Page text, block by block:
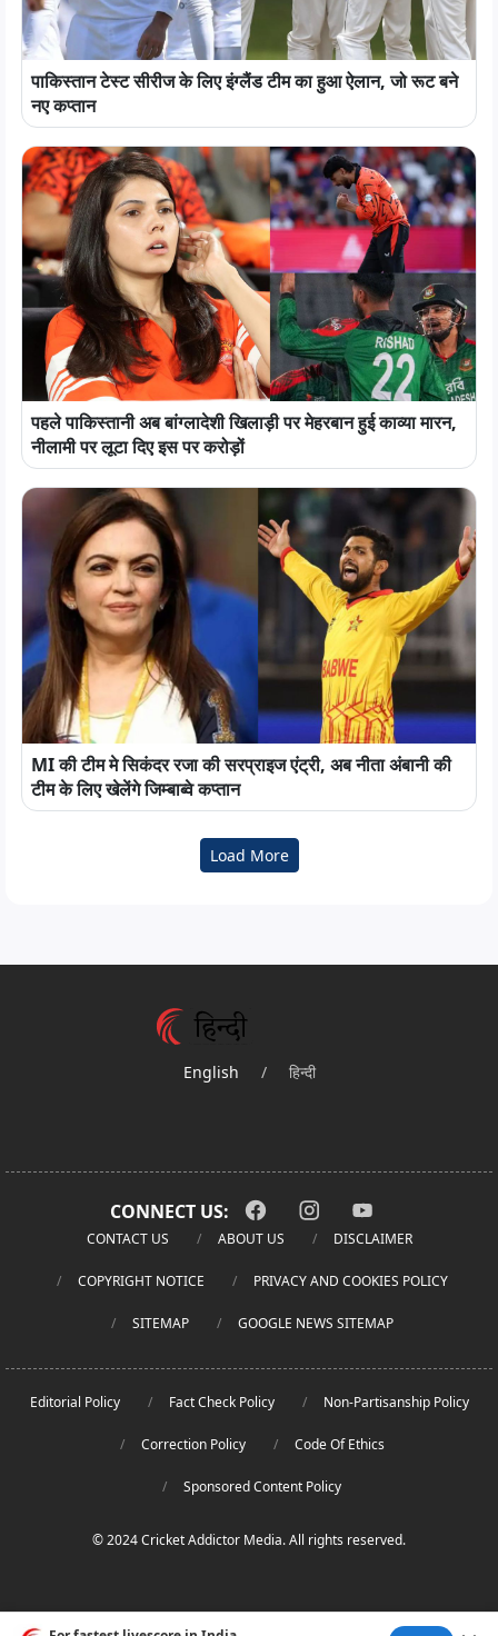
पाकिस्तान टेस्ट सीरीज के लिए इंग्लैंड टीम का हुआ ऐलान, जो रूट बने
नए कप्तान
पहले पाकिस्तानी अब बांग्लादेशी खिलाड़ी पर मेहरबान हुई काव्या मारन,
नीलामी पर लूटा दिए इस पर करोड़ों
MI की टीम मे सिकंदर रजा की सरप्राइज एंट्री, अब नीता अंबानी की
टीम के लिए खेलेंगे जिम्बाब्वे कप्तान
Load More
English / हिन्दी
CONNECT US:
CONTACT US ABOUT US DISCLAIMER
COPYRIGHT NOTICE PRIVACY AND COOKIES POLICY
SITEMAP GOOGLE NEWS SITEMAP
Editorial Policy Fact Check Policy Non-Partisanship Policy
Correction Policy Code Of Ethics
Sponsored Content Policy
© 2024 Cricket Addictor Media. All rights reserved.